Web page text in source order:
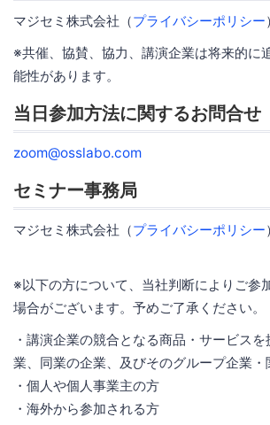
マジセミ株式会社（プライバシーポリシー）
※共催、協賛、協力、講演企業は将来的に
能性があります。
当日参加方法に関するお問合せ
zoom@osslabo.com
セミナー事務局
マジセミ株式会社（プライバシーポリシー）
※以下の方について、当社判断によりご参
場合がございます。予めご了承ください。
・講演企業の競合となる商品・サービス
業、同業の企業、及びそのグループ企業
・個人や個人事業主の方
・海外から参加される方